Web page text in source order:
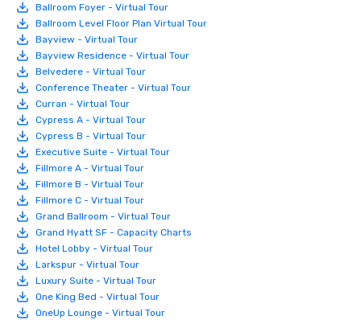
Ballroom Foyer - Virtual Tour
Ballroom Level Floor Plan Virtual Tour
Bayview - Virtual Tour
Bayview Residence - Virtual Tour
Belvedere - Virtual Tour
Conference Theater - Virtual Tour
Curran - Virtual Tour
Cypress A - Virtual Tour
Cypress B - Virtual Tour
Executive Suite - Virtual Tour
Fillmore A - Virtual Tour
Fillmore B - Virtual Tour
Fillmore C - Virtual Tour
Grand Ballroom - Virtual Tour
Grand Hyatt SF - Capacity Charts
Hotel Lobby - Virtual Tour
Larkspur - Virtual Tour
Luxury Suite - Virtual Tour
One King Bed - Virtual Tour
OneUp Lounge - Virtual Tour